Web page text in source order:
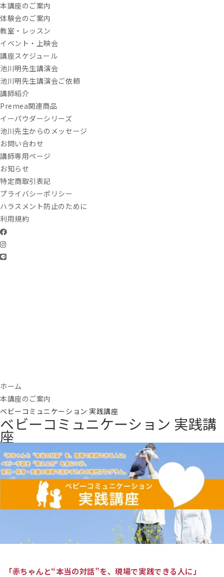
本講座のご案内
体験会のご案内
教室・レッスン
イベント・上映会
講座スケジュール
池川明先生講演会
池川明先生講演会ご依頼
講師紹介
Premea関連商品
イーパウダーシリーズ
池川先生からのメッセージ
お問い合わせ
講師専用ページ
お知らせ
特定商取引表記
プライバシーポリシー
ハラスメント防止のために
利用規約
ホーム
本講座のご案内
ベビーコミュニケーション 実践講座
ベビーコミュニケーション 実践講
座
「赤ちゃんと“本当の対話”を、現場で実践できる人に」